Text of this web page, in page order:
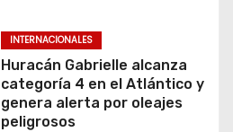
INTERNACIONALES
Huracán Gabrielle alcanza
categoría 4 en el Atlántico y
genera alerta por oleajes
peligrosos